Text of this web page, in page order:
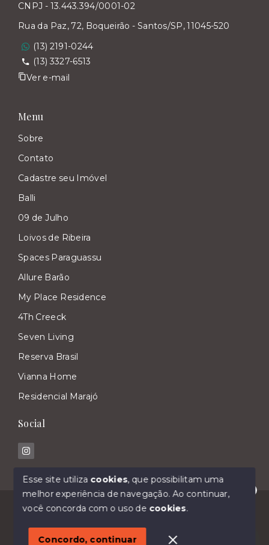
Olá! Estamos disponíveis para te ajudar.
CNPJ - 13.443.394/0001-02
Rua da Paz, 72, Boqueirão - Santos/SP, 11045-520
(13) 2191-0244
(13) 3327-6513
Ver e-mail
Menu
Sobre
Contato
Cadastre seu Imóvel
Balli
09 de Julho
Loivos de Ribeira
Spaces Paraguassu
Allure Barão
My Place Residence
4Th Creeck
Seven Living
Reserva Brasil
Vianna Home
Residencial Marajó
Social
© Copyright 2026 - Imóveis Malavasi - Todos os
SITE PARA IMOBILIARIA
Esse site utiliza cookies, que possibilitam uma
melhor experiência de navegação.Ao continuar,
você concorda com o uso de cookies.
Concordo, continuar